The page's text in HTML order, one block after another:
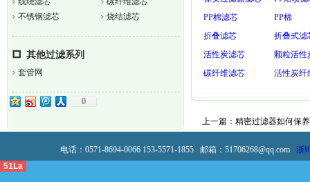
不锈钢滤芯
烧结滤芯
其他过滤系列
套管网
0
PP棉滤芯
PP棉
折叠滤芯
折叠式滤
活性炭滤芯
颗粒活性
碳纤维滤芯
活性炭纤
上一篇： 精密过滤器如何保
电话：0571-8694-0066 153-5571-1855 邮箱：51706268@qq.com 浙
51La